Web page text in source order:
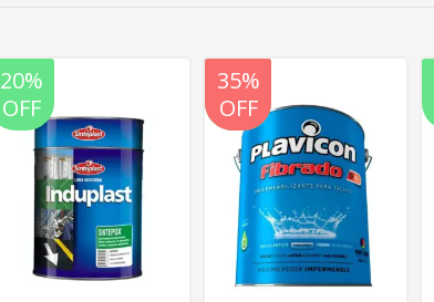
20%
OFF
35%
OFF
20%
OFF